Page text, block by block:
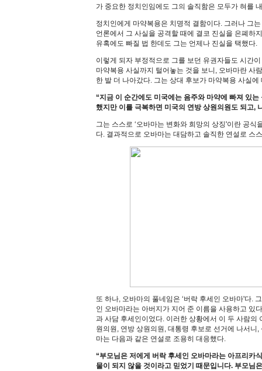
가 중요한 정치인임에도 그의 솔직함은 모두가 혀를
정치인에게 마약복용은 치명적 결함이다. 그러나 그
언론에서 그 사실을 공격할 때에 결코 진실을 은폐하
유혹에도 빠질 법 한데도 그는 언제나 진실을 택했다.
이렇게 되자 부정적으로 그를 보던 유권자들도 시간
마약복용 사실까지 털어놓는 것을 보니, 오바마란 사
한 발 더 나아갔다. 그는 상대 후보가 마약복용 사실
“지금 이 순간에도 미국에는 음주와 마약에 빠져 있
했지만 이를 극복하면 미국의 연방 상원의원도 되고,
그는 스스로 ‘오바마는 변화와 희망의 상징'이란 공
다. 결과적으로 오바마는 대담하고 솔직한 연설로 스
또 하나, 오바마의 풀네임은 ‘버락 후세인 오바마'다.
인 오바마라는 아버지가 지어 준 이름을 사용하고 있
과 사담 후세인이었다. 이러한 상황에서 이 두 사람
원의원, 연방 상원의원, 대통령 후보로 선거에 나서
마는 다음과 같은 연설로 조용히 대응했다.
“부모님은 저에게 버락 후세인 오바마라는 아프리카
물이 되지 않을 것이라고 믿었기 때문입니다. 부모님